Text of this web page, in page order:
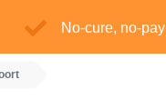
No-cure, no-pay